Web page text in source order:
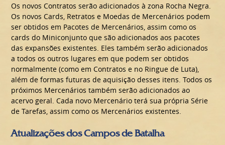
Os novos Contratos serão adicionados à zona Rocha Negra.
Os novos Cards, Retratos e Moedas de Mercenários podem
ser obtidos em Pacotes de Mercenários, assim como os
cards do Miniconjunto que são adicionados aos pacotes
das expansões existentes. Eles também serão adicionados
a todos os outros lugares em que podem ser obtidos
normalmente (como em Contratos e no Ringue de Luta),
além de formas futuras de aquisição desses itens. Todos os
próximos Mercenários também serão adicionados ao
acervo geral. Cada novo Mercenário terá sua própria Série
de Tarefas, assim como os Mercenários existentes.
Atualizações dos Campos de Batalha